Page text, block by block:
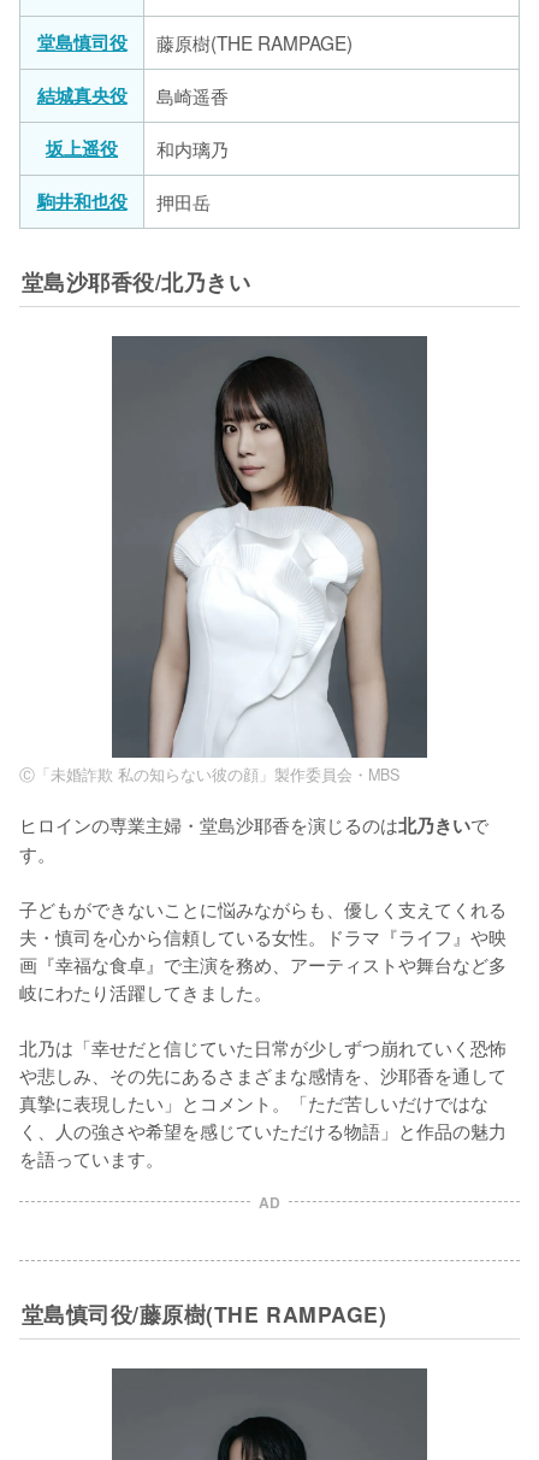
堂島慎司役
藤原樹(THE RAMPAGE)
結城真央役
島崎遥香
坂上遥役
和内璃乃
駒井和也役
押田岳
堂島沙耶香役/北乃きい
Ⓒ「未婚詐欺 私の知らない彼の顔」製作委員会・MBS
ヒロインの専業主婦・堂島沙耶香を演じるのは北乃きいで
す。
子どもができないことに悩みながらも、優しく支えてくれる
夫・慎司を心から信頼している女性。ドラマ『ライフ』や映
画『幸福な食卓』で主演を務め、アーティストや舞台など多
岐にわたり活躍してきました。
北乃は「幸せだと信じていた日常が少しずつ崩れていく恐怖
や悲しみ、その先にあるさまざまな感情を、沙耶香を通して
真摯に表現したい」とコメント。「ただ苦しいだけではな
く、人の強さや希望を感じていただける物語」と作品の魅力
を語っています。
AD
堂島慎司役/藤原樹(THE RAMPAGE)